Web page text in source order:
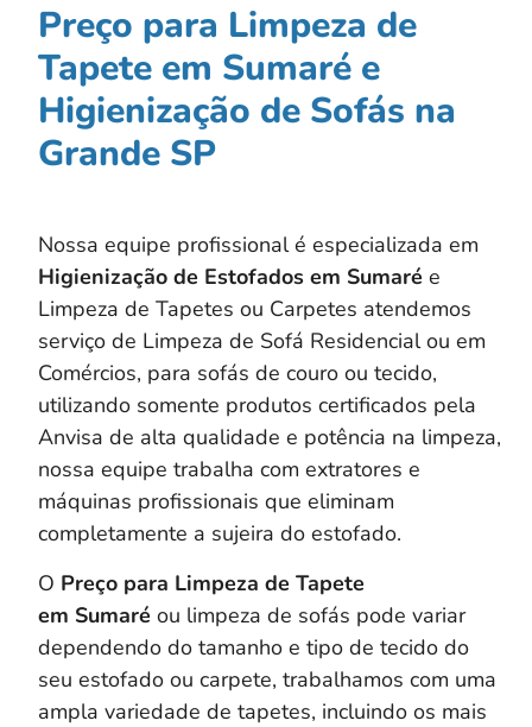
Preço para Limpeza de
Tapete em Sumaré e
Higienização de Sofás na
Grande SP
Nossa equipe profissional é especializada em
Higienização de Estofados em Sumaré e
Limpeza de Tapetes ou Carpetes atendemos
serviço de Limpeza de Sofá Residencial ou em
Comércios, para sofás de couro ou tecido,
utilizando somente produtos certificados pela
Anvisa de alta qualidade e potência na limpeza,
nossa equipe trabalha com extratores e
máquinas profissionais que eliminam
completamente a sujeira do estofado.
O Preço para Limpeza de Tapete
em Sumaré ou limpeza de sofás pode variar
dependendo do tamanho e tipo de tecido do
seu estofado ou carpete, trabalhamos com uma
ampla variedade de tapetes, incluindo os mais